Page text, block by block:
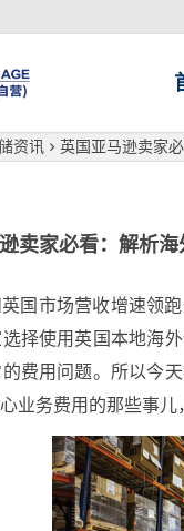
资讯 英国亚马逊卖家
卖家必看：解析
国市场营收增速领
择使用英国本地海
费用问题。所以今
业务费用的那些事儿